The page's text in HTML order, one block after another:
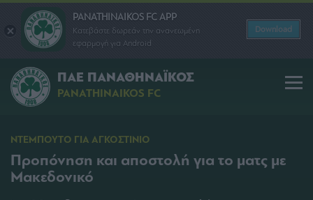
PANATHINAIKOS FC APP
Κατεβάστε δωρεάν την ανανεωμένη
εφαρμογή για Android
Download
ΠΑΕ ΠΑΝΑΘΗΝΑΪΚΟΣ
PANATHINAIKOS FC
ΝΤΕΜΠΟΥΤΟ ΓΙΑ ΑΓΚΟΣΤΙΝΙΟ
Προπόνηση και αποστολή για τo ματς με
Μακεδονικό